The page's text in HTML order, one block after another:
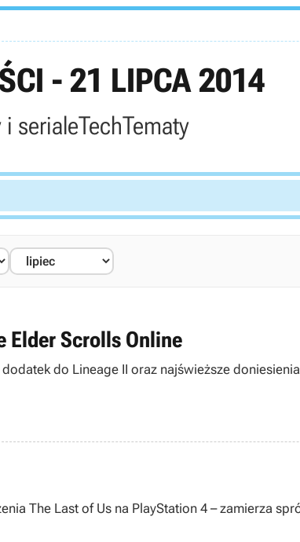
- 21 LIPCA 2014
i serialeTechTematy
Elder Scrolls Online
do Lineage II oraz najświeższe
The Last of Us na PlayStation 4 – zamierza